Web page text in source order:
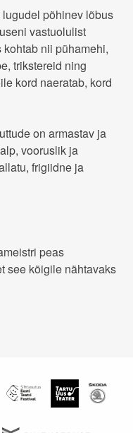
põhinev lõbus
vastuolulist
nii pühamehi,
trikstereid ning
kord naeratab, kord
on armastav ja
vooruslik ja
frigiidne ja
peas
see kõigile nähtavaks